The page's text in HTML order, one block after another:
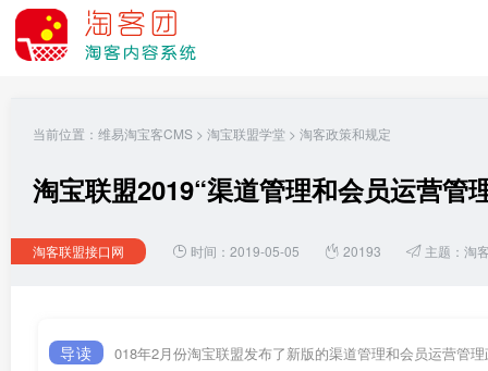
当前位置： 维易淘宝客CMS > 淘宝联盟学堂 > 淘客政策和规定
淘宝联盟2019“渠道管理和会员运营管
淘客联盟接口网 时间：2019-05-05 20193 主题： 淘
导读 018年2月份淘宝联盟发布了新版的渠道管理和会员运营管